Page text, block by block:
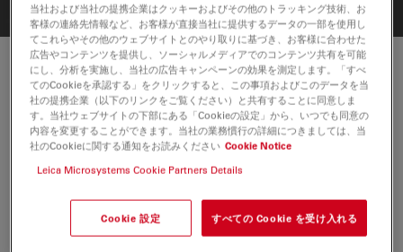
ワークフローの最適化
介在物分析のために迅速なワークフローの実現。 LAS X
Steel Expertは、鉄鋼の特性に大きな影響を及ぼす、非金
属介在物の自動解析をサポートします 複数の試料分析、
たワークフローを選択できます。
当社および当社の提携企業はクッキーおよびその他のトラッキング技術、お
客様の連絡先情報など、お客様が直接当社に提供するデータの一部を使用し
てこれらやその他のウェブサイトとのやり取りに基づき、お客様に合わせた
広告やコンテンツを提供し、ソーシャルメディアでのコンテンツ共有を可能
にし、分析を実施し、当社の広告キャンペーンの効果を測定します。「すべ
てのCookieを承認する」をクリックすると、この事項およびこのデータを当
社の提携企業（以下のリンクをご覧ください）と共有することに同意しま
す。当社ウェブサイトの下部にある「Cookieの設定」から、いつでも同意の
内容を変更することができます。当社の業務慣行の詳細につきましては、当
社のCookieに関する通知をお読みください Cookie Notice
Leica Microsystems Cookie Partners Details
Cookie 設定 すべての Cookie を受け入れる